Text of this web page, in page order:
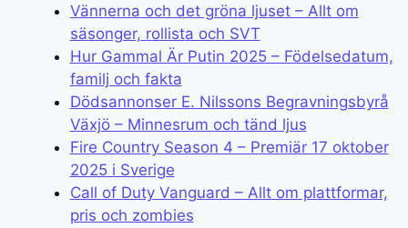
Vännerna och det gröna ljuset – Allt om
säsonger, rollista och SVT
Hur Gammal Är Putin 2025 – Födelsedatum,
familj och fakta
Dödsannonser E. Nilssons Begravningsbyrå
Växjö – Minnesrum och tänd ljus
Fire Country Season 4 – Premiär 17 oktober
2025 i Sverige
Call of Duty Vanguard – Allt om plattformar,
pris och zombies